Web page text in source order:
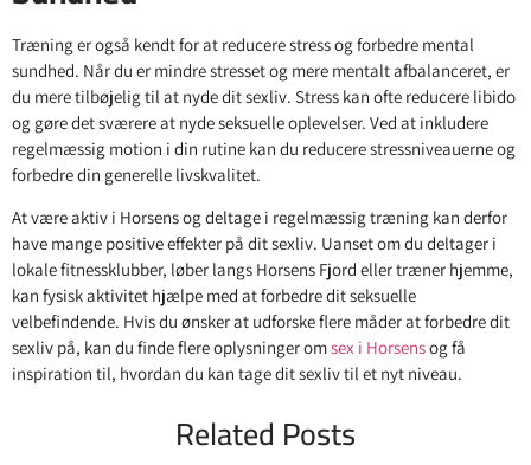
Træning er også kendt for at reducere stress og forbedre mental
sundhed. Når du er mindre stresset og mere mentalt afbalanceret, er
du mere tilbøjelig til at nyde dit sexliv. Stress kan ofte reducere libido
og gøre det sværere at nyde seksuelle oplevelser. Ved at inkludere
regelmæssig motion i din rutine kan du reducere stressniveauerne og
forbedre din generelle livskvalitet.
At være aktiv i Horsens og deltage i regelmæssig træning kan derfor
have mange positive effekter på dit sexliv. Uanset om du deltager i
lokale fitnessklubber, løber langs Horsens Fjord eller træner hjemme,
kan fysisk aktivitet hjælpe med at forbedre dit seksuelle
velbefindende. Hvis du ønsker at udforske flere måder at forbedre dit
sexliv på, kan du finde flere oplysninger omsex i Horsensog få
inspiration til, hvordan du kan tage dit sexliv til et nyt niveau.
Related Posts